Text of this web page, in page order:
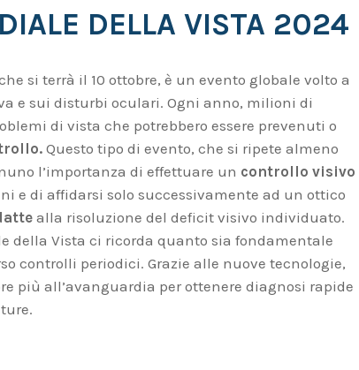
DELLA VISTA 2024
si terrà il 10 ottobre, è un evento globale volto a
e sui disturbi oculari. Ogni anno, milioni di
di vista che potrebbero essere prevenuti o
Questo tipo di evento, che si ripete almeno
l’importanza di effettuare un controllo visivo
e di affidarsi solo successivamente ad un ottico
alla risoluzione del deficit visivo individuato.
della Vista ci ricorda quanto sia fondamentale
controlli periodici. Grazie alle nuove tecnologie,
più all’avanguardia per ottenere diagnosi rapide